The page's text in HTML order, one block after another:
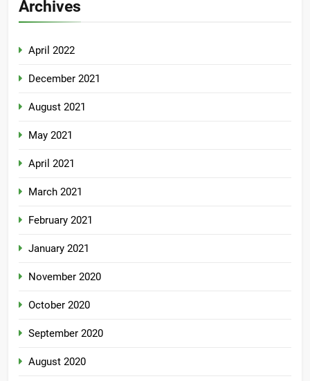
Archives
April 2022
December 2021
August 2021
May 2021
April 2021
March 2021
February 2021
January 2021
November 2020
October 2020
September 2020
August 2020